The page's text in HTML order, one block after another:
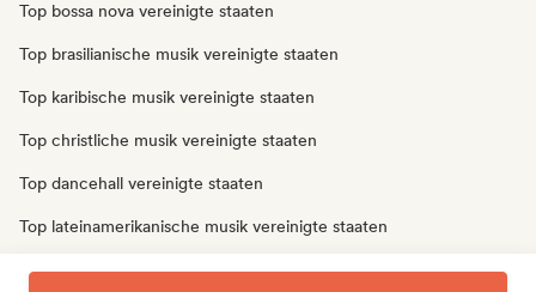
Top bossa nova vereinigte staaten
Top brasilianische musik vereinigte staaten
Top karibische musik vereinigte staaten
Top christliche musik vereinigte staaten
Top dancehall vereinigte staaten
Top lateinamerikanische musik vereinigte staaten
Top orientalische musik vereinigte staaten